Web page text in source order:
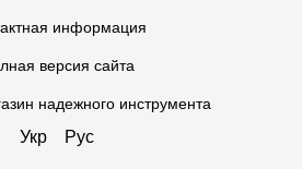
информация
версия сайта
надежного инструмента
Укр Рус